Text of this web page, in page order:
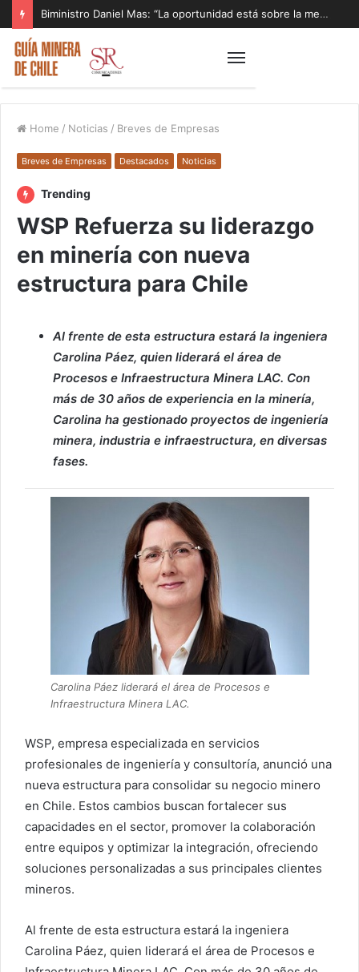
Biministro Daniel Mas: “La oportunidad está sobre la mesa y tenemos que aprovecharla”
Home / Noticias / Breves de Empresas
Breves de Empresas Destacados Noticias
Trending
WSP Refuerza su liderazgo
en minería con nueva
estructura para Chile
Al frente de esta estructura estará la ingeniera
Carolina Páez, quien liderará el área de
Procesos e Infraestructura Minera LAC. Con
más de 30 años de experiencia en la minería,
Carolina ha gestionado proyectos de ingeniería
minera, industria e infraestructura, en diversas
fases.
Carolina Páez liderará el área de Procesos e
Infraestructura Minera LAC.
WSP, empresa especializada en servicios
profesionales de ingeniería y consultoría, anunció una
nueva estructura para consolidar su negocio minero
en Chile. Estos cambios buscan fortalecer sus
capacidades en el sector, promover la colaboración
entre equipos y optimizar la integración, ofreciendo
soluciones personalizadas a sus principales clientes
mineros.
Al frente de esta estructura estará la ingeniera
Carolina Páez, quien liderará el área de Procesos e